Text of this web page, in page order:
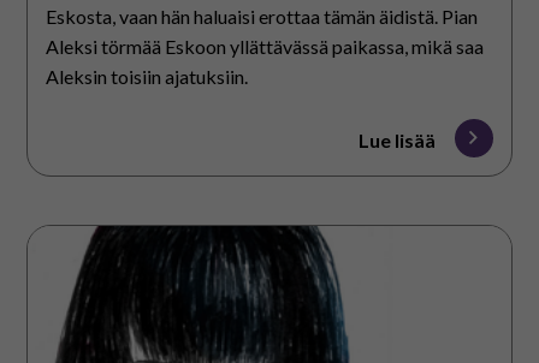
Eskosta, vaan hän haluaisi erottaa tämän äidistä. Pian
Aleksi törmää Eskoon yllättävässä paikassa, mikä saa
Aleksin toisiin ajatuksiin.
Lue lisää
Saralle